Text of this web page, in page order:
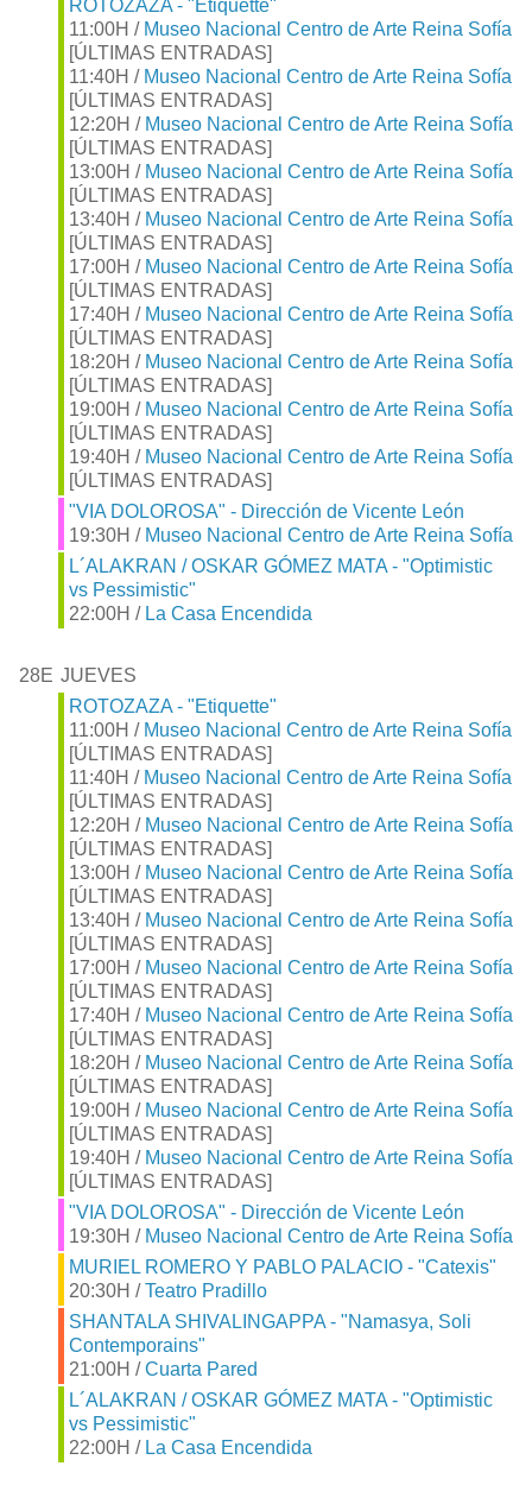
ROTOZAZA - "Etiquette"
11:00H / Museo Nacional Centro de Arte Reina Sofía
[ÚLTIMAS ENTRADAS]
11:40H / Museo Nacional Centro de Arte Reina Sofía
[ÚLTIMAS ENTRADAS]
12:20H / Museo Nacional Centro de Arte Reina Sofía
[ÚLTIMAS ENTRADAS]
13:00H / Museo Nacional Centro de Arte Reina Sofía
[ÚLTIMAS ENTRADAS]
13:40H / Museo Nacional Centro de Arte Reina Sofía
[ÚLTIMAS ENTRADAS]
17:00H / Museo Nacional Centro de Arte Reina Sofía
[ÚLTIMAS ENTRADAS]
17:40H / Museo Nacional Centro de Arte Reina Sofía
[ÚLTIMAS ENTRADAS]
18:20H / Museo Nacional Centro de Arte Reina Sofía
[ÚLTIMAS ENTRADAS]
19:00H / Museo Nacional Centro de Arte Reina Sofía
[ÚLTIMAS ENTRADAS]
19:40H / Museo Nacional Centro de Arte Reina Sofía
[ÚLTIMAS ENTRADAS]
"VIA DOLOROSA" - Dirección de Vicente León
19:30H / Museo Nacional Centro de Arte Reina Sofía
L´ALAKRAN / OSKAR GÓMEZ MATA - "Optimistic
vs Pessimistic"
22:00H / La Casa Encendida
28E JUEVES
ROTOZAZA - "Etiquette"
11:00H / Museo Nacional Centro de Arte Reina Sofía
[ÚLTIMAS ENTRADAS]
11:40H / Museo Nacional Centro de Arte Reina Sofía
[ÚLTIMAS ENTRADAS]
12:20H / Museo Nacional Centro de Arte Reina Sofía
[ÚLTIMAS ENTRADAS]
13:00H / Museo Nacional Centro de Arte Reina Sofía
[ÚLTIMAS ENTRADAS]
13:40H / Museo Nacional Centro de Arte Reina Sofía
[ÚLTIMAS ENTRADAS]
17:00H / Museo Nacional Centro de Arte Reina Sofía
[ÚLTIMAS ENTRADAS]
17:40H / Museo Nacional Centro de Arte Reina Sofía
[ÚLTIMAS ENTRADAS]
18:20H / Museo Nacional Centro de Arte Reina Sofía
[ÚLTIMAS ENTRADAS]
19:00H / Museo Nacional Centro de Arte Reina Sofía
[ÚLTIMAS ENTRADAS]
19:40H / Museo Nacional Centro de Arte Reina Sofía
[ÚLTIMAS ENTRADAS]
"VIA DOLOROSA" - Dirección de Vicente León
19:30H / Museo Nacional Centro de Arte Reina Sofía
MURIEL ROMERO Y PABLO PALACIO - "Catexis"
20:30H /Teatro Pradillo
SHANTALA SHIVALINGAPPA - "Namasya, Soli
Contemporains"
21:00H /Cuarta Pared
L´ALAKRAN / OSKAR GÓMEZ MATA - "Optimistic
vs Pessimistic"
22:00H / La Casa Encendida